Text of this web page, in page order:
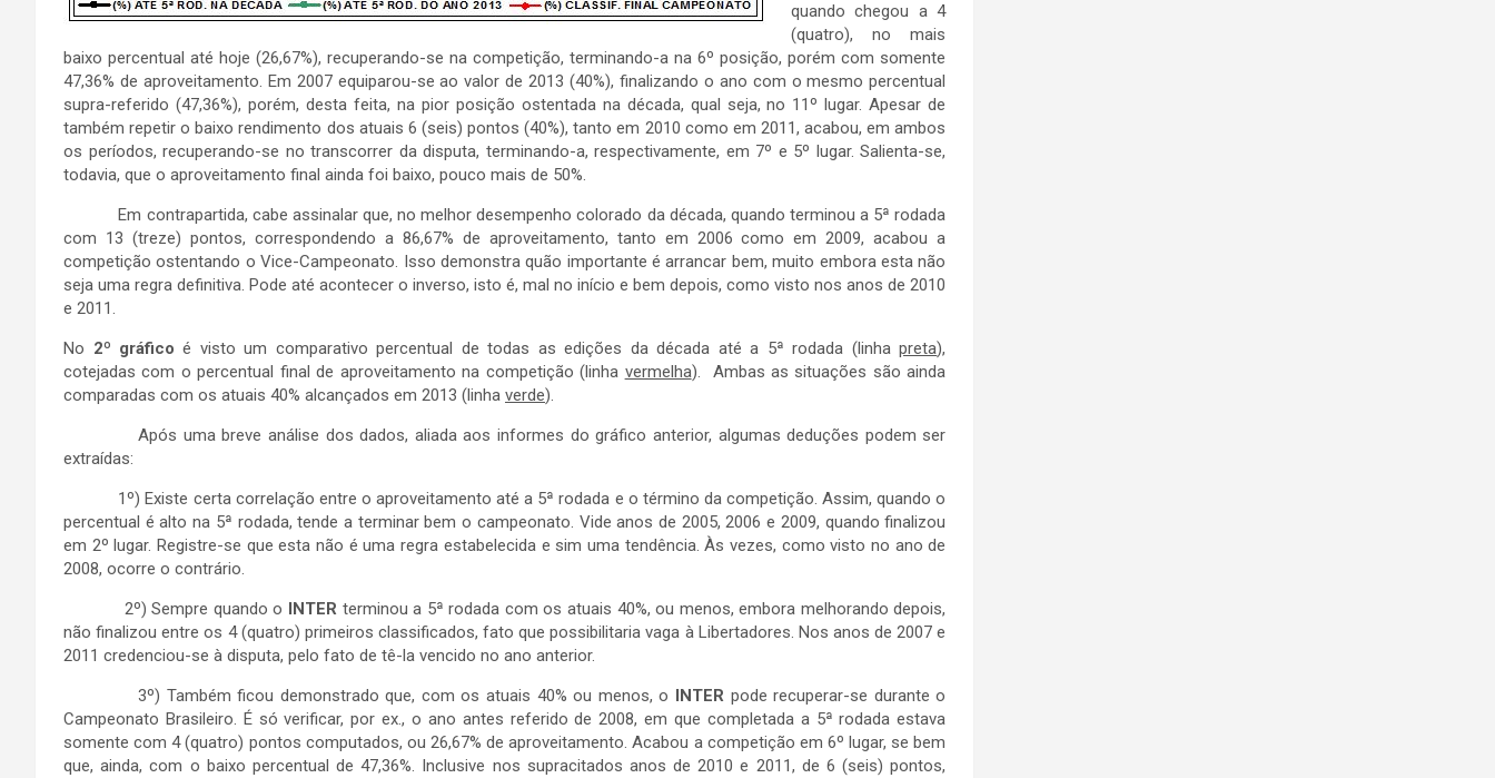
quando chegou a 4
(quatro), no mais
baixo percentual até hoje (26,67%), recuperando-se na competição, terminando-a na 6º posição, porém com somente
47,36% de aproveitamento. Em 2007 equiparou-se ao valor de 2013 (40%), finalizando o ano com o mesmo percentual
supra-referido (47,36%), porém, desta feita, na pior posição ostentada na década, qual seja, no 11º lugar. Apesar de
também repetir o baixo rendimento dos atuais 6 (seis) pontos (40%), tanto em 2010 como em 2011, acabou, em ambos
os períodos, recuperando-se no transcorrer da disputa, terminando-a, respectivamente, em 7º e 5º lugar. Salienta-se,
todavia, que o aproveitamento final ainda foi baixo, pouco mais de 50%.
Em contrapartida, cabe assinalar que, no melhor desempenho colorado da década, quando terminou a 5ª rodada
com 13 (treze) pontos, correspondendo a 86,67% de aproveitamento, tanto em 2006 como em 2009, acabou a
competição ostentando o Vice-Campeonato. Isso demonstra quão importante é arrancar bem, muito embora esta não
seja uma regra definitiva. Pode até acontecer o inverso, isto é, mal no início e bem depois, como visto nos anos de 2010
e 2011.
No 2º gráfico é visto um comparativo percentual de todas as edições da década até a 5ª rodada (linhapreta),
cotejadas com o percentual final de aproveitamento na competição (linha vermelha). Ambas as situações são ainda
comparadas com os atuais 40% alcançados em 2013 (linha verde).
Após uma breve análise dos dados, aliada aos informes do gráfico anterior, algumas deduções podem ser
extraídas:
1º) Existe certa correlação entre o aproveitamento até a 5ª rodada e o término da competição. Assim, quando o
percentual é alto na 5ª rodada, tende a terminar bem o campeonato. Vide anos de 2005, 2006 e 2009, quando finalizou
em 2º lugar. Registre-se que esta não é uma regra estabelecida e sim uma tendência. Às vezes, como visto no ano de
2008, ocorre o contrário.
2º) Sempre quando o INTER terminou a 5ª rodada com os atuais 40%, ou menos, embora melhorando depois,
não finalizou entre os 4 (quatro) primeiros classificados, fato que possibilitaria vaga à Libertadores. Nos anos de 2007 e
2011 credenciou-se à disputa, pelo fato de tê-la vencido no ano anterior.
3º) Também ficou demonstrado que, com os atuais 40% ou menos, o INTER pode recuperar-se durante o
Campeonato Brasileiro. É só verificar, por ex., o ano antes referido de 2008, em que completada a 5ª rodada estava
somente com 4 (quatro) pontos computados, ou 26,67% de aproveitamento. Acabou a competição em 6º lugar, se bem
que, ainda, com o baixo percentual de 47,36%. Inclusive nos supracitados anos de 2010 e 2011, de 6 (seis) pontos,